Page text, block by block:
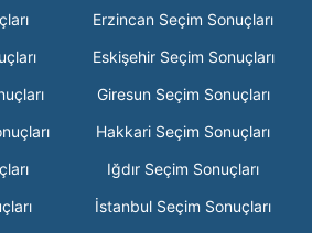
Erzincan Seçim Sonuçları
Eskişehir Seçim Sonuçları
Giresun Seçim Sonuçları
Hakkari Seçim Sonuçları
Iğdır Seçim Sonuçları
İstanbul Seçim Sonuçları